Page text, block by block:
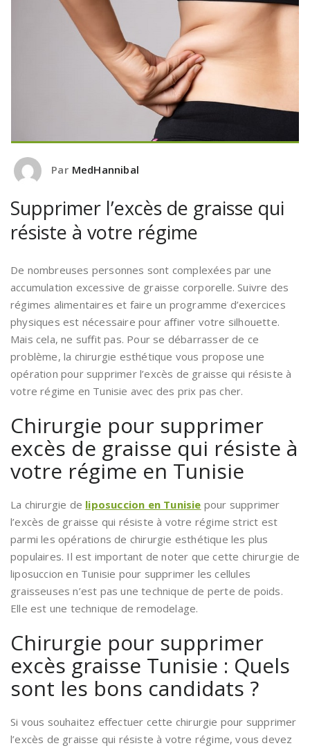
Par MedHannibal
Supprimer l’excès de graisse qui
résiste à votre régime
De nombreuses personnes sont complexées par une
accumulation excessive de graisse corporelle. Suivre des
régimes alimentaires et faire un programme d’exercices
physiques est nécessaire pour affiner votre silhouette.
Mais cela, ne suffit pas. Pour se débarrasser de ce
problème, la chirurgie esthétique vous propose une
opération pour supprimer l’excès de graisse qui résiste à
votre régime en Tunisie avec des prix pas cher.
Chirurgie pour supprimer
excès de graisse qui résiste à
votre régime en Tunisie
La chirurgie de liposuccion en Tunisie pour supprimer
l’excès de graisse qui résiste à votre régime strict est
parmi les opérations de chirurgie esthétique les plus
populaires. Il est important de noter que cette chirurgie de
liposuccion en Tunisie pour supprimer les cellules
graisseuses n’est pas une technique de perte de poids.
Elle est une technique de remodelage.
Chirurgie pour supprimer
excès graisse Tunisie : Quels
sont les bons candidats ?
Si vous souhaitez effectuer cette chirurgie pour supprimer
l’excès de graisse qui résiste à votre régime, vous devez